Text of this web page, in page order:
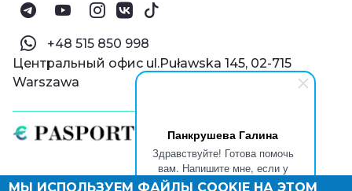
Панкрушева Галина
Здравствуйте! Готова помочь
вам. Напишите мне, если у
вас появятся вопросы.
‪+48 515 850 998‬
Центральный офис ul.Puławska 145, 02-715
Warszawa
МЫ ИСПОЛЬЗУЕМ ФАЙЛЫ COOKIE НА ЭТОМ